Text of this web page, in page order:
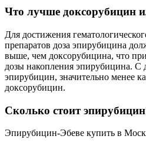
Что лучше доксорубицин
Для достижения
препаратов доза эпирубицина
выше, чем доксорубицина, что
дозы накопления эпирубицина. С
эпирубицин, значительно менее
доксорубицин.
Сколько стоит
Эпирубицин-Эбеве купить в